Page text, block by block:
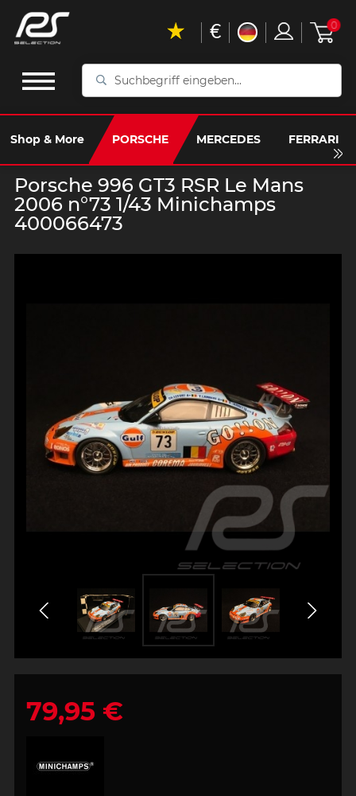
Suchbegriff
Shop & More PORSCHE MERCEDES FERRARI
€ 0
Porsche 996 GT3 RSR Le Mans
2006 n°73 1/43 Minichamps
400066473
79,95 €